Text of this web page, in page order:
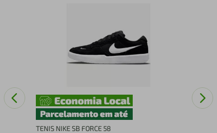
TENIS NIKE SB FORCE 58